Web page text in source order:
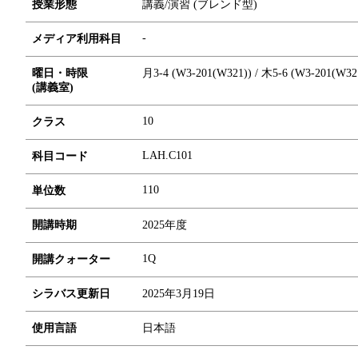
授業形態 講義/演習 (ブレンド型)
メディア利用科目 -
曜日・時限
(講義室)
月3-4 (W3-201(W321)) / 木5-6 (W3-
クラス 10
科目コード LAH.C101
単位数 110
開講時期 2025年度
開講クォーター 1Q
シラバス更新日 2025年3月19日
使用言語 日本語